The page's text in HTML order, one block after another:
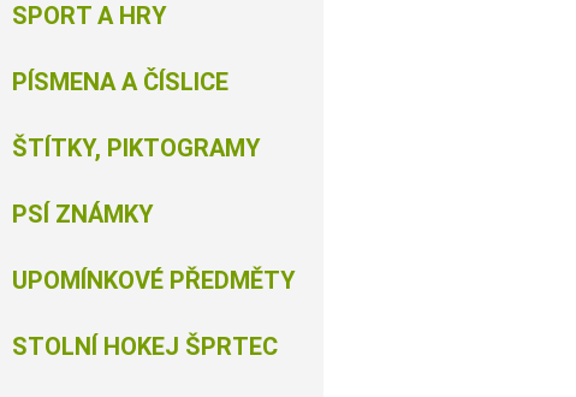
SPORT A HRY
PÍSMENA A ČÍSLICE
ŠTÍTKY, PIKTOGRAMY
PSÍ ZNÁMKY
UPOMÍNKOVÉ PŘEDMĚTY
STOLNÍ HOKEJ ŠPRTEC